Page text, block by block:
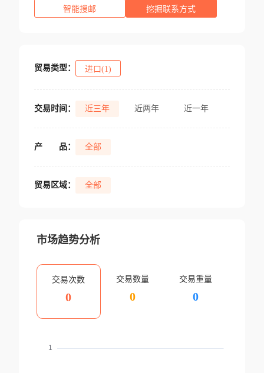
智能搜邮 挖掘联系方式
贸易类型： 进口(1)
交易时间： 近三年 近两年 近一年
产 品： 全部
贸易区域： 全部
市场趋势分析
交易次数
0
交易数量
0
交易重量
0